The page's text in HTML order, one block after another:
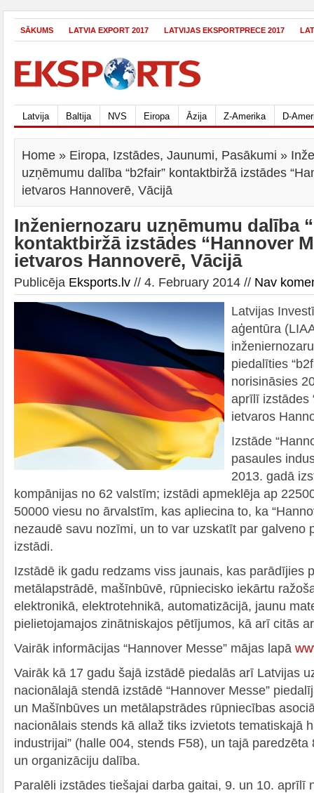
SĀKUMS LATVIA EXPORT 2017 LATVIJAS EKSPORTPRECE 2017
Latvija Baltija NVS Eiropa Āzija Z-Amerika D-
Home » Eiropa, Izstādes, Jaunumi, Pasākumi »
uzņēmumu dalība “b2fair” kontaktbiržā izstādes
ietvaros Hannoverē, Vācijā
Inženiernozaru uzņēmumu dalība
kontaktbiržā izstādes “Hannover
ietvaros Hannoverē, Vācijā
Publicēja Eksports.lv // 4. February 2014 // Nav
Latvijas
aģentūra
piedalīties
norisināsies
aprīlī izstādes
ietvaros
Izstāde
pasaules
2013. gadā
kompānijas no 62 valstīm; izstādi apmeklēja ap
50000 viesu no ārvalstīm, kas apliecina to, ka
nezaudē savu nozīmi, un to var uzskatīt par galveno
izstādi.
Izstādē ik gadu redzams viss jaunais, kas parādījies
metālapstrādē, mašīnbūvē, rūpniecisko iekārtu
elektronikā, elektrotehnikā, automatizācijā, jaunu
pielietojamajos zinātniskajos pētījumos, kā arī citās
Vairāk informācijas “Hannover Messe” mājas lapā
Vairāk kā 17 gadu šajā izstādē piedalās arī Latvijas
nacionālajā stendā izstādē “Hannover Messe”
un Mašīnbūves un metālapstrādes rūpniecības
nacionālais stends kā allaž tiks izvietots tematiskajā
industrijai” (halle 004, stends F58), un tajā
un organizāciju dalība.
Paralēli izstādes tiešajai darba gaitai, 9. un 10. aprīlī